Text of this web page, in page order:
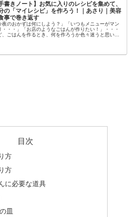
手書きノート】お気に入りのレシピを集めて、
の「マイレシピ」を作ろう！｜あさり｜美容
事で巻き返す
夜のおかずは何にしよう？」「いつもメニューがマン
・・・」「お店のようなごはんが作りたい！」・・・
、ごはんを作るとき、何を作ろうか色々迷うと思いま
目次
方
方
に必要な道具
皿